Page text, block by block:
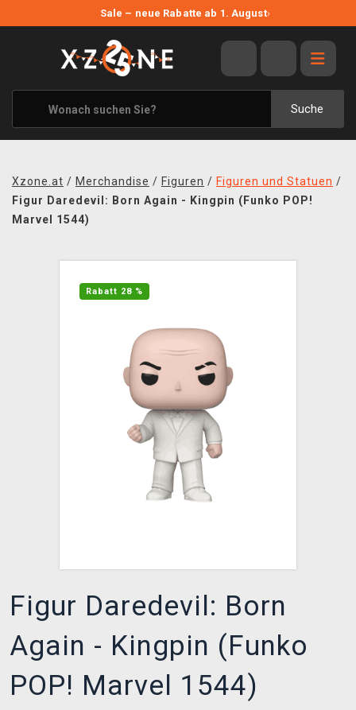
Sale – neue Rabatte ab 1. August›
Suche
ANGEBOTE
ALLE MARKEN
XZONE ORIGINALS
KLEIDUNG & ACCESSOIRES
BÜCHER & COMICS
Xzone.at / Merchandise / Figuren / Figuren und Statuen /
Figur Daredevil: Born Again - Kingpin (Funko POP!
Marvel 1544)
Rabatt 28 %
Figur Daredevil: Born
Again - Kingpin (Funko
POP! Marvel 1544)